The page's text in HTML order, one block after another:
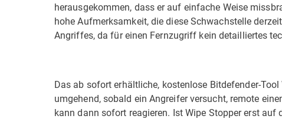
herausgekommen, dass er auf einfache Weise
hohe Aufmerksamkeit, die diese Schwachstelle
Angriffes, da für einen Fernzugriff kein detailliertes
Das ab sofort erhältliche, kostenlose Bitdefender-
umgehend, sobald ein Angreifer versucht, remote
kann dann sofort reagieren. Ist Wipe Stopper erst